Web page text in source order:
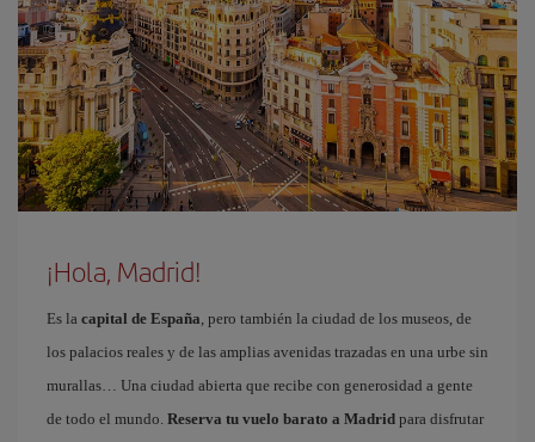
¡Hola, Madrid!
Es la capital de España, pero también la ciudad de los museos, de
los palacios reales y de las amplias avenidas trazadas en una urbe sin
murallas… Una ciudad abierta que recibe con generosidad a gente
de todo el mundo. Reserva tu vuelo barato a Madrid para disfrutar